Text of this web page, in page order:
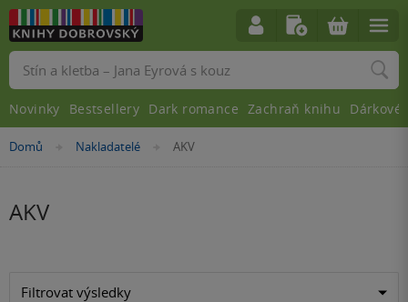
Nacházíte
Domů »
Nakladatelé »AKV
AKV
Filtrovat výsledky
Vyhledávání
Novinky Bestsellery Dark romance Zachraň knihu Dárkové